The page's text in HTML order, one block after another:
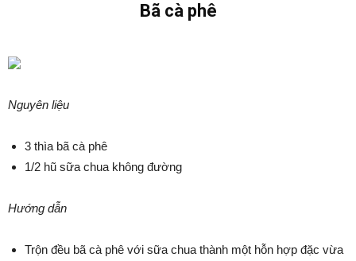
Bã cà phê
Nguyên liệu
3 thìa bã cà phê
1/2 hũ sữa chua không đường
Hướng dẫn
Trộn đều bã cà phê với sữa chua thành một hỗn hợp đặc vừa